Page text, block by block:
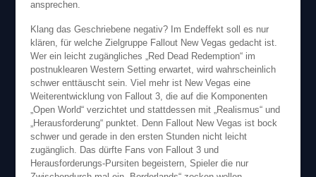
ansprechen.
Klang das Geschriebene negativ? Im Endeffekt soll es nur
klären, für welche Zielgruppe Fallout New Vegas gedacht ist.
Wer ein leicht zugängliches „Red Dead Redemption“ im
postnuklearen Western Setting erwartet, wird wahrscheinlich
schwer enttäuscht sein. Viel mehr ist New Vegas eine
Weiterentwicklung von Fallout 3, die auf die Komponenten
„Open World“ verzichtet und stattdessen mit „Realismus“ und
„Herausforderung“ punktet. Denn Fallout New Vegas ist bock
schwer und gerade in den ersten Stunden nicht leicht
zugänglich. Das dürfte Fans von Fallout 3 und
Herausforderungs-Pursiten begeistern, Spieler die nur